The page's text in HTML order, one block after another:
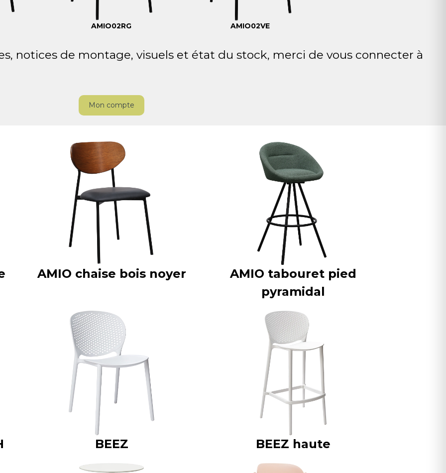
AMIO02RG AMIO02VE
notices de montage, visuels et état du stock, merci de vous connecter à
Mon compte
AMIO chaise bois noyer
AMIO tabouret pied
pyramidal
BEEZ BEEZ haute